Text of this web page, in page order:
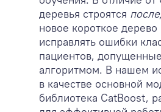
деревья строятся
новое короткое
исправлять ошибки
пациентов,
алгоритмом. В нашем
в качестве основной
библиотека CatBoost,